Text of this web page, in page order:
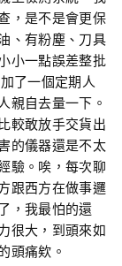
，是不是會更保
、有粉塵、刀具
小一點誤差整批
了一個定期人
親自去量一下。
較敢放手交貨出
的儀器還是不太
驗。唉，每次聊
跟西方在做事邏
，我最怕的還
很大，到頭來如
頭痛欸。